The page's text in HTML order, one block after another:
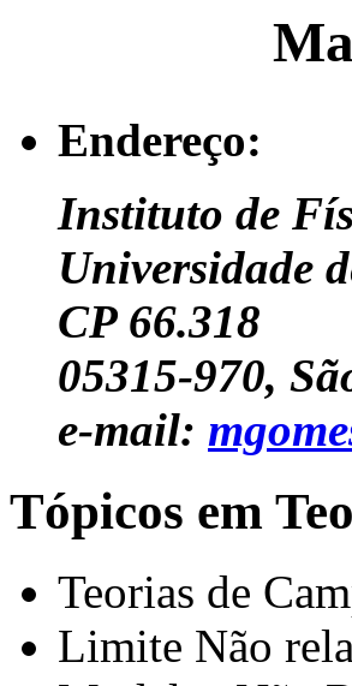
Endereço:
Instituto de
Universidade
CP 66.318
05315-970,
e-mail:
Tópicos em
Teorias de
Limite Não